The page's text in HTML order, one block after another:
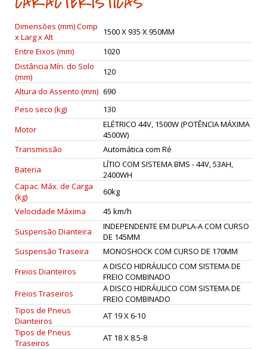
Dimensões (mm) Comp
x Larg x Alt
1500 X 935 X 950MM
Entre Eixos (mm)
1020
Distância Mín. do Solo
(mm)
120
Altura do Assento (mm) 690
Peso seco (kg)
130
Motor
ELÉTRICO 44V, 1500W (POTÊNCIA MÁXIMA
4500W)
Transmissão
Automática com Ré
Bateria
LÍTIO COM SISTEMA BMS - 44V, 53AH,
2400WH
Capac. Máx. de Carga
(kg)
60kg
Velocidade Máxima
45 km/h
Suspensão Dianteira
INDEPENDENTE EM DUPLA-A COM CURSO
DE 145MM
Suspensão Traseira
MONOSHOCK COM CURSO DE 170MM
Freios Dianteiros
A DISCO HIDRÁULICO COM SISTEMA DE
FREIO COMBINADO
Freios Traseiros
A DISCO HIDRÁULICO COM SISTEMA DE
FREIO COMBINADO
Tipos de Pneus
Dianteiros
AT 19 X 6-10
Tipos de Pneus
Traseiros
AT 18 X 8.5-8